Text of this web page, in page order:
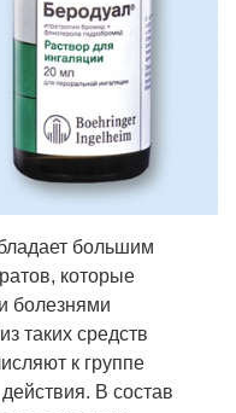
большим
которые
болезнями
таких средств
к группе
В состав